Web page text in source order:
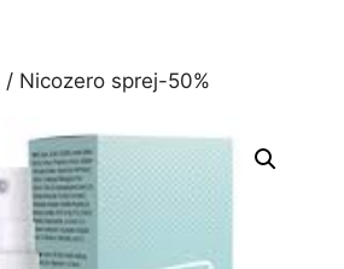
/ Nicozero sprej-50%